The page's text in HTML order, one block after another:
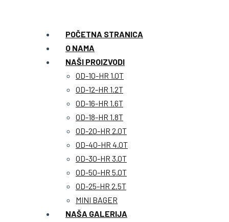
POČETNA STRANICA
O NAMA
NAŠI PROIZVODI
OD-10-HR 1.0T
OD-12-HR 1.2T
OD-16-HR 1.6T
OD-18-HR 1.8T
OD-20-HR 2.0T
OD-40-HR 4.0T
OD-30-HR 3.0T
OD-50-HR 5.0T
OD-25-HR 2.5T
MINI BAGER
NAŠA GALERIJA